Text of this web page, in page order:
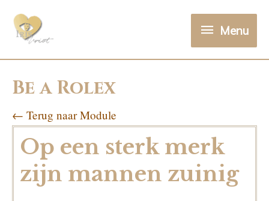
Menu
Be a Rolex
← Terug naar Module
Op een sterk merk
zijn mannen zuinig